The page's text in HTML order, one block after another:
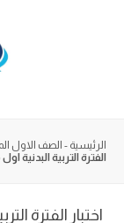
الرئيسية - الصف الاول
الفترة التربية البدنية
اختبار الفترة